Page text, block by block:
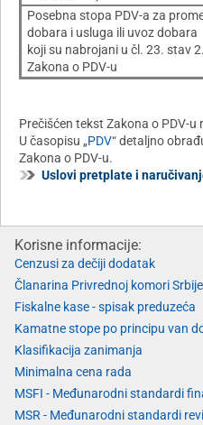
Posebna stopa PDV-a za
dobara i usluga ili uvoz dobara
koji su nabrojani u čl. 23. stav 2.
Zakona o PDV-u
Prečišćen tekst Zakona o PDV-u
U časopisu „PDV“ detaljno
Zakona o PDV-u.
Uslovi pretplate i
Korisne informacije:
Cenzusi za dečiji dodatak
Članarina Privrednoj komori Srbije
Fiskalne kase - spisak preduzeća
Kamatne stope po principu van
Klasifikacija zanimanja
Minimalna cena rada
MSFI - Međunarodni standardi
MSR - Međunarodni standardi